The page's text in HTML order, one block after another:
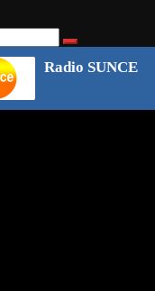
Radio SUNCE